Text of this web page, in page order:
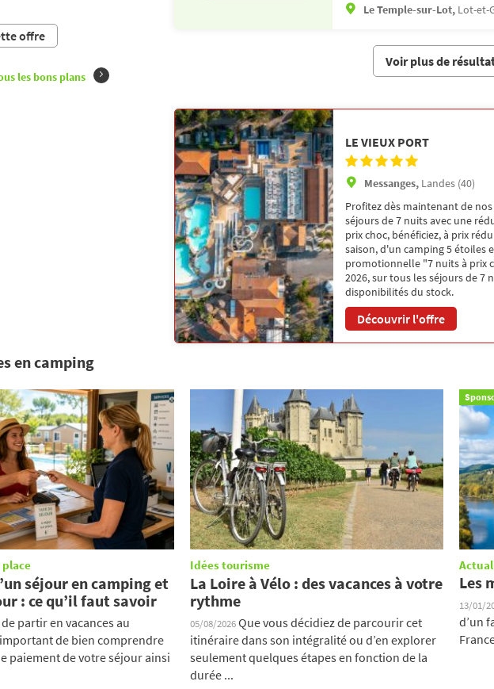
offre
les bons plans
Le Temple-sur-Lot, Lot-et-
Voir plus de
LE VIEUX PORT
Messanges, Landes (40)
Profitez dès maintenant de
séjours de 7 nuits avec une
prix choc, bénéficiez, à prix
saison, d'un camping 5 étoiles
promotionnelle "7 nuits à prix
2026, sur tous les séjours de 7
disponibilités du stock.
Découvrir l'offre
en camping
séjour en camping et
: ce qu’il faut savoir
partir en vacances au
de bien comprendre
paiement de votre séjour ainsi
Idées tourisme
La Loire à Vélo : des vacances à votre
rythme
05/08/2026Que vous décidiez de parcourir cet
itinéraire dans son intégralité ou d’en explorer
seulement quelques étapes en fonction de la
durée ...
Les
13/01/
d’un